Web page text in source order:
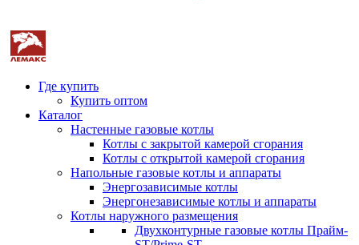
Где купить
Купить оптом
Каталог
Настенные газовые котлы
Котлы с закрытой камерой сгорания
Котлы с открытой камерой сгорания
Напольные газовые котлы и аппараты
Энергозависимые котлы
Энергонезависимые котлы и аппараты
Котлы наружного размещения
Двухконтурные газовые котлы Прайм-